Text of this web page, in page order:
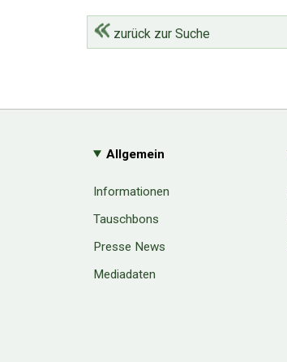
zurück zur Suche
Allgemein
Informationen
Tauschbons
Presse News
Mediadaten